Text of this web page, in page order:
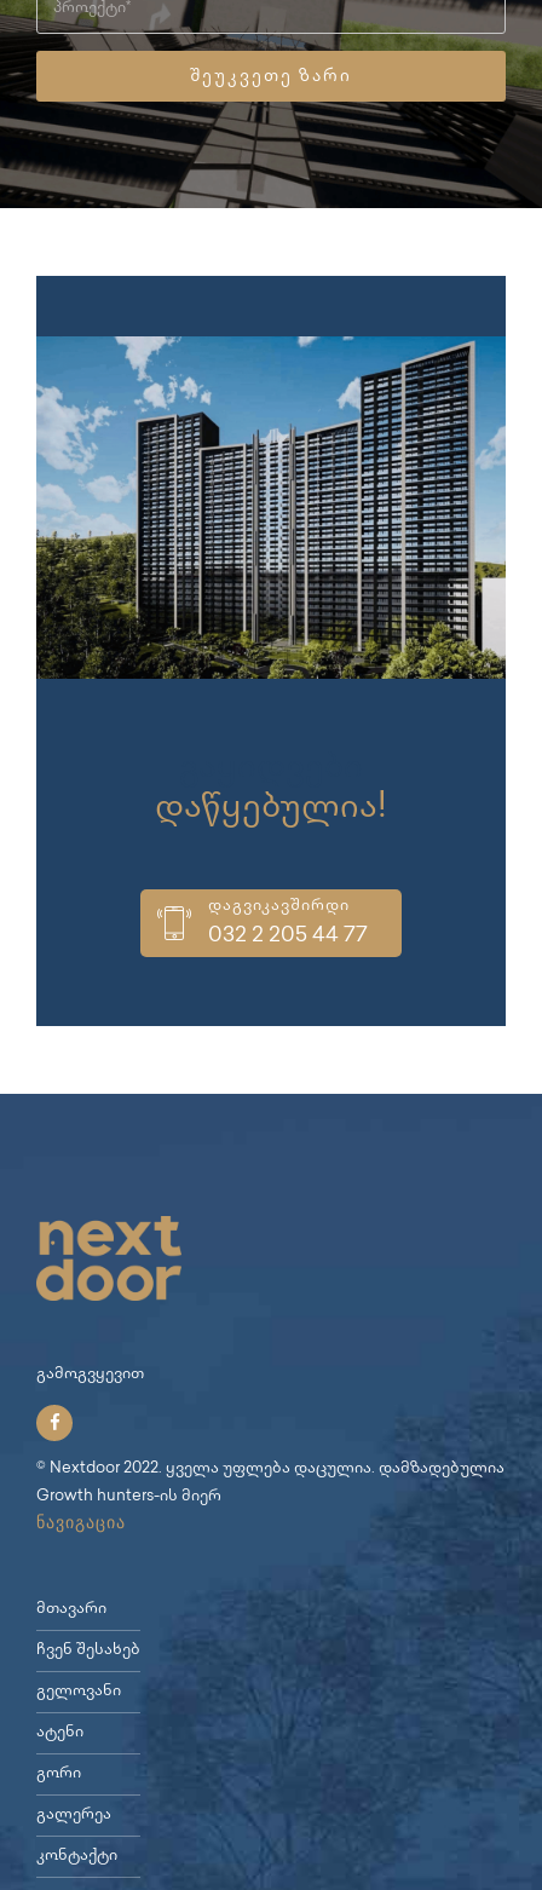
დაწყებულია!
დაგვიკავშირდი
032 2 205 44 77
გამოგვყევით
© Nextdoor 2022. ყველა უფლება დაცულია. დამზადებულია
Growth hunters-ის მიერ
ნავიგაცია
მთავარი
ჩვენ შესახებ
გელოვანი
ატენი
გორი
გალერეა
კონტაქტი